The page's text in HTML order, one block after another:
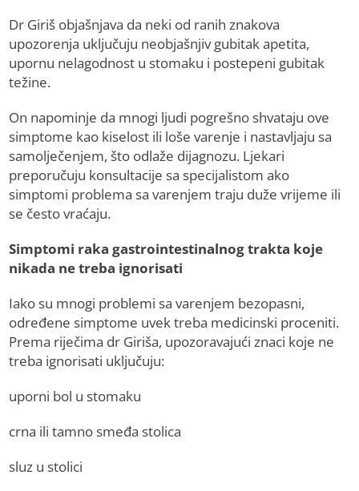
Dr Giriš objašnjava da neki od ranih znakova
upozorenja uključuju neobjašnjiv gubitak apetita,
upornu nelagodnost u stomaku i postepeni gubitak
težine.
On napominje da mnogi ljudi pogrešno shvataju ove
simptome kao kiselost ili loše varenje i nastavljaju sa
samolječenjem, što odlaže dijagnozu. Ljekari
preporučuju konsultacije sa specijalistom ako
simptomi problema sa varenjem traju duže vrijeme ili
se često vraćaju.
Simptomi raka gastrointestinalnog trakta koje
nikada ne treba ignorisati
Iako su mnogi problemi sa varenjem bezopasni,
određene simptome uvek treba medicinski proceniti.
Prema riječima dr Giriša, upozoravajući znaci koje ne
treba ignorisati uključuju:
uporni bol u stomaku
crna ili tamno smeđa stolica
sluz u stolici